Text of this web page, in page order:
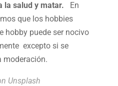
la salud y matar. En
que los hobbies
hobby puede ser nocivo
excepto si se
moderación.
Unsplash